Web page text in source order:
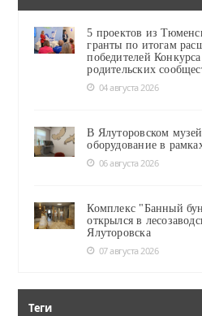
5 проектов из
гранты по итогам
победителей
родительских
04 августа 2026
В Ялуторовском
оборудование в
06 августа 2026
Комплекс "Банный
открылся в
Ялуторовска
07 августа 2026
Теги